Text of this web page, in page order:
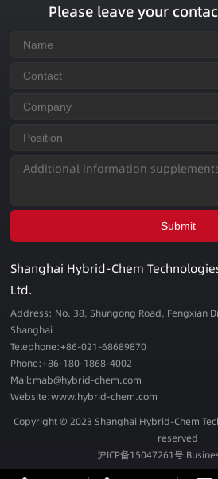
Please leave your
Shanghai Hybrid-Chem
Ltd.
Address: No. 38, Shungong Road, Fengxian
Shanghai
Telephone:+86-021-68689870
Phone:+86-180-1868-4002
Mail:mab@hybrid-chem.com
Website:www.hybrid-chem.com
Copyright © 2023 Shanghai Hybrid-Chem
reserved
沪ICP备15047261号